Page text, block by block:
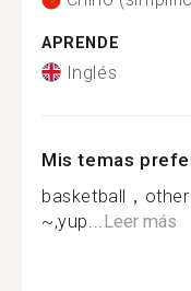
APRENDE
Inglés
Mis temas
basketball，
~,yup... Leer más